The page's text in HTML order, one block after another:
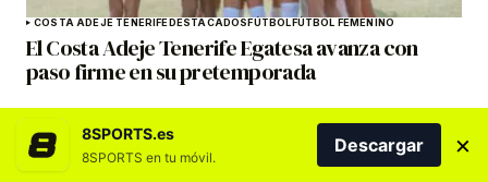
COSTA ADEJE TENERIFEDESTACADOSFÚTBOLFÚTBOL FEMENINO
El Costa Adeje Tenerife Egatesa avanza con
paso firme en su pretemporada
8SPORTS.es
8SPORTS en tu móvil.
Descargar ×